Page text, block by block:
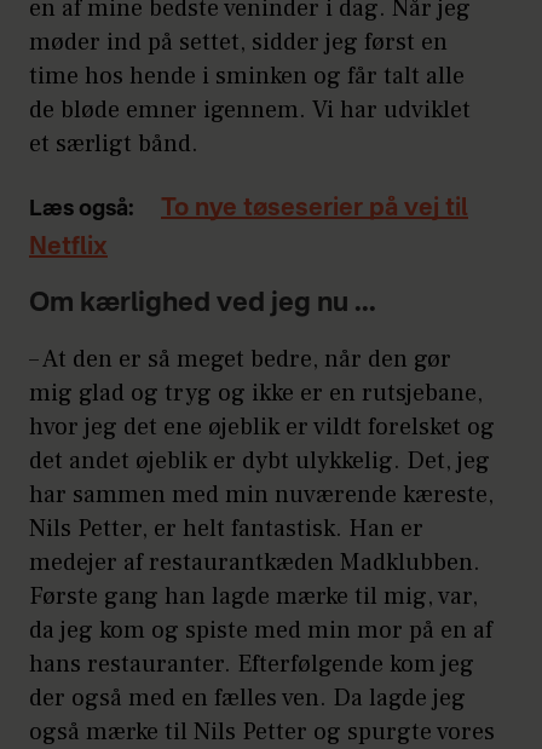
en af mine bedste veninder i dag. Når jeg
møder ind på settet, sidder jeg først en
time hos hende i sminken og får talt alle
de bløde emner igennem. Vi har udviklet
et særligt bånd.
Læs også:
To nye tøseserier på vej til
Netflix
Om kærlighed ved jeg nu ...
– At den er så meget bedre, når den gør
mig glad og tryg og ikke er en rutsjebane,
hvor jeg det ene øjeblik er vildt forelsket og
det andet øjeblik er dybt ulykkelig. Det, jeg
har sammen med min nuværende kæreste,
Nils Petter, er helt fantastisk. Han er
medejer af restaurantkæden Madklubben.
Første gang han lagde mærke til mig, var,
da jeg kom og spiste med min mor på en af
hans restauranter. Efterfølgende kom jeg
der også med en fælles ven. Da lagde jeg
også mærke til Nils Petter og spurgte vores